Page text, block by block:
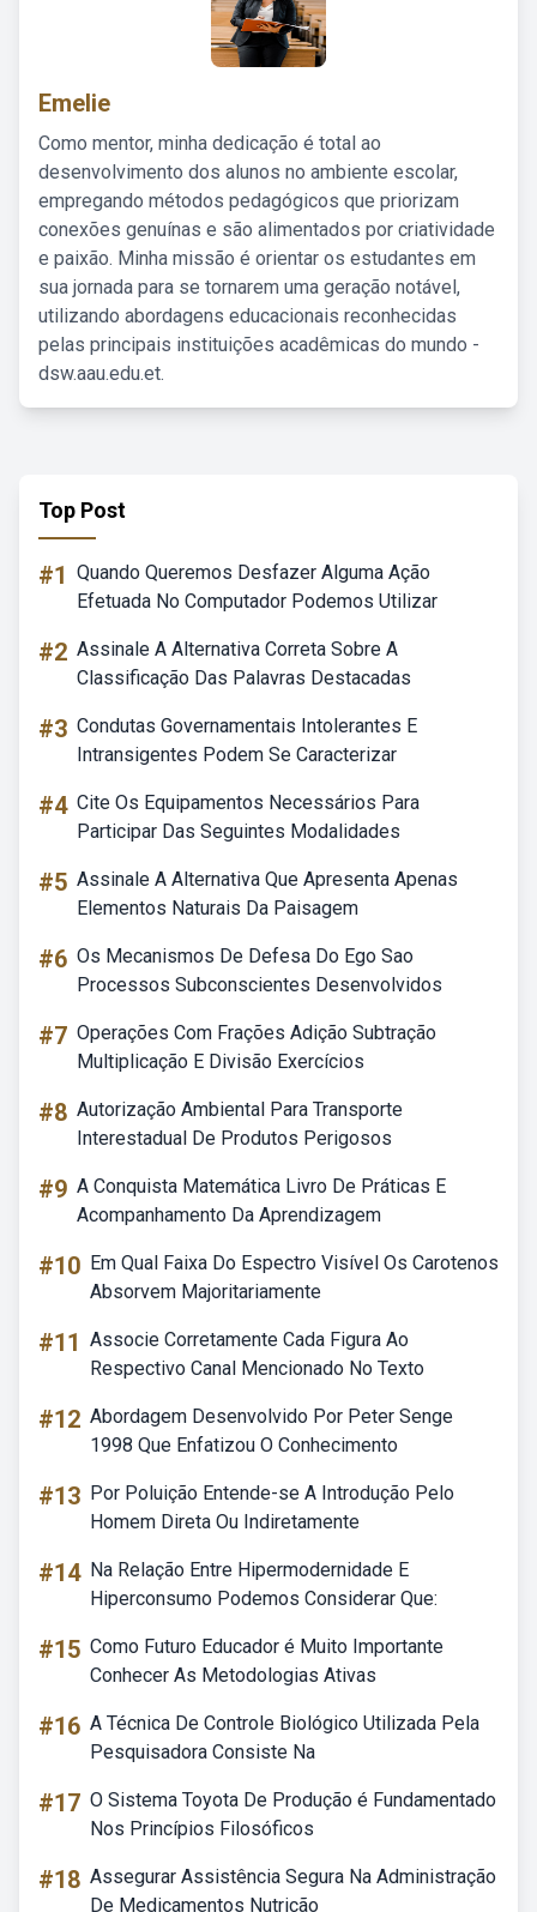
Emelie
Como mentor, minha dedicação é total ao
desenvolvimento dos alunos no ambiente escolar,
empregando métodos pedagógicos que priorizam
conexões genuínas e são alimentados por criatividade
e paixão. Minha missão é orientar os estudantes em
sua jornada para se tornarem uma geração notável,
utilizando abordagens educacionais reconhecidas
pelas principais instituições acadêmicas do mundo -
dsw.aau.edu.et.
Top Post
#1 Quando Queremos Desfazer Alguma Ação
Efetuada No Computador Podemos Utilizar
#2 Assinale A Alternativa Correta Sobre A
Classificação Das Palavras Destacadas
#3 Condutas Governamentais Intolerantes E
Intransigentes Podem Se Caracterizar
#4 Cite Os Equipamentos Necessários Para
Participar Das Seguintes Modalidades
#5 Assinale A Alternativa Que Apresenta Apenas
Elementos Naturais Da Paisagem
#6 Os Mecanismos De Defesa Do Ego Sao
Processos Subconscientes Desenvolvidos
#7 Operações Com Frações Adição Subtração
Multiplicação E Divisão Exercícios
#8 Autorização Ambiental Para Transporte
Interestadual De Produtos Perigosos
#9 A Conquista Matemática Livro De Práticas E
Acompanhamento Da Aprendizagem
#10 Em Qual Faixa Do Espectro Visível Os Carotenos
Absorvem Majoritariamente
#11 Associe Corretamente Cada Figura Ao
Respectivo Canal Mencionado No Texto
#12 Abordagem Desenvolvido Por Peter Senge
1998 Que Enfatizou O Conhecimento
#13 Por Poluição Entende-se A Introdução Pelo
Homem Direta Ou Indiretamente
#14 Na Relação Entre Hipermodernidade E
Hiperconsumo Podemos Considerar Que:
#15 Como Futuro Educador é Muito Importante
Conhecer As Metodologias Ativas
#16 A Técnica De Controle Biológico Utilizada Pela
Pesquisadora Consiste Na
#17 O Sistema Toyota De Produção é Fundamentado
Nos Princípios Filosóficos
#18 Assegurar Assistência Segura Na Administração
De Medicamentos Nutrição